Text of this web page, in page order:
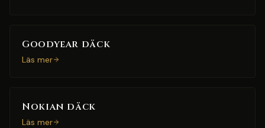
Goodyear däck
Läs mer
Nokian däck
Läs mer